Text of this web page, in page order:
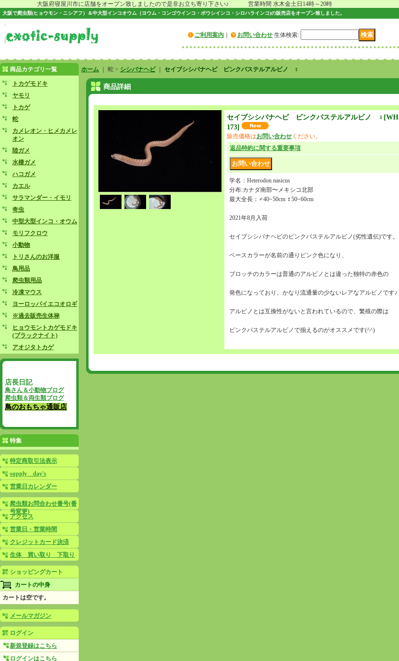
大阪府寝屋川市に店舗をオープン致しましたので是非お立ち寄り下さい♪ 営業時間 水木金土日14時～20時
大阪で爬虫類(ヒョウモン・ニシアフ）＆中大型インコオウム（ヨウム・コンゴウインコ・ボウシインコ・シロハラインコ)の販売店をオープン致しました。
ご利用案内 お問い合わせ 生体検索:
商品カテゴリ一覧
トカゲモドキ
ヤモリ
トカゲ
蛇
カメレオン・ヒメカメレ
オン
陸ガメ
水棲ガメ
ハコガメ
カエル
サラマンダー・イモリ
奇虫
中型大型インコ・オウム
モリフクロウ
小動物
トリさんのお洋服
鳥用品
爬虫類用品
冷凍マウス
ヨーロッパイエコオロギ
※過去販売生体禄
ヒョウモントカゲモドキ
(ブラックナイト)
アオジタトカゲ
店長日記
鳥さん＆小動物ブログ
爬虫類＆両生類ブログ
鳥のおもちゃ通販店
特集
特定商取引法表示
supply day's
営業日カレンダー
爬虫類お問合わせ番号(番
号変更)
アクセス
営業日・営業時間
クレジットカード決済
生体 買い取り 下取り
ショッピングカート
カートの中身
カートは空です。
メールマガジン
ログイン
新規登録はこちら
ログインはこちら
ホーム ｜ 蛇 > シシバナヘビ｜ セイブシシバナヘビ ピンクパステルアルビノ ♀
商品詳細
セイブシシバナヘビ ピンクパステルアルビノ ♀ [WH
173]
販売価格はお問い合わせ ください。
返品特約に関する重要事項
学名：Heterodon nasicus
分布:カナダ南部〜メキシコ北部
最大全長：♂40~50cm ♀50~60cm
2021年8月入荷
セイブシシバナヘビのピンクパステルアルビノ(劣性遺伝)です。
ベースカラーが名前の通りピンク色になり、
ブロッチのカラーは普通のアルビノとは違った独特の赤色の
発色になっており、かなり流通量の少ないレアなアルビノです♪
アルビノとは互換性がないと言われているので、繁殖の際は
ピンクパステルアルビノで揃えるのがオススメです(^^)